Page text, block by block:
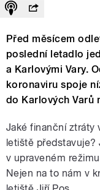
Před měsícem
poslední letadlo
a Karlovými Vary.
koronaviru spoje
do Karlových Varů
Jaké finanční ztráty
letiště
v upraveném
Nejen na to nám v